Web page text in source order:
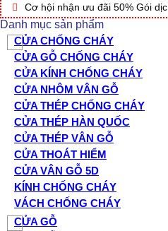
Cơ hội nhận ưu đãi 50% Gói
Danh mục sản phẩm
CỬA CHỐNG CHÁY
CỬA GỖ CHỐNG CHÁY
CỬA KÍNH CHỐNG CHÁY
CỬA NHÔM VÂN GỖ
CỬA THÉP CHỐNG CHÁY
CỬA THÉP HÀN QUỐC
CỬA THÉP VÂN GỖ
CỬA THOÁT HIỂM
CỬA VÂN GỖ 5D
KÍNH CHỐNG CHÁY
VÁCH CHỐNG CHÁY
CỬA GỖ